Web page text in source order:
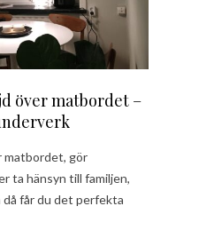
över matbordet –
matbordet, gör
ta hänsyn till familjen,
får du det perfekta